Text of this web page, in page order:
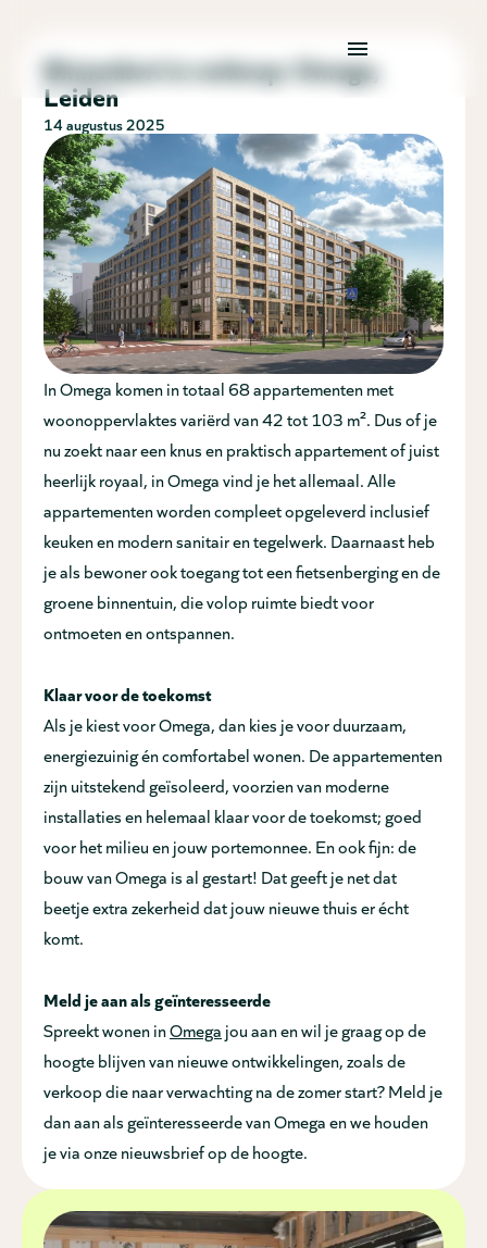
Binnenkort in verkoop: Omega,
Leiden
14 augustus 2025
In Omega komen in totaal 68 appartementen met
woonoppervlaktes variërd van 42 tot 103 m². Dus of je
nu zoekt naar een knus en praktisch appartement of juist
heerlijk royaal, in Omega vind je het allemaal. Alle
appartementen worden compleet opgeleverd inclusief
keuken en modern sanitair en tegelwerk. Daarnaast heb
je als bewoner ook toegang tot een fietsenberging en de
groene binnentuin, die volop ruimte biedt voor
ontmoeten en ontspannen.
Klaar voor de toekomst
Als je kiest voor Omega, dan kies je voor duurzaam,
energiezuinig én comfortabel wonen. De appartementen
zijn uitstekend geïsoleerd, voorzien van moderne
installaties en helemaal klaar voor de toekomst; goed
voor het milieu en jouw portemonnee. En ook fijn: de
bouw van Omega is al gestart! Dat geeft je net dat
beetje extra zekerheid dat jouw nieuwe thuis er écht
komt.
Meld je aan als geïnteresseerde
Spreekt wonen inOmega jou aan en wil je graag op de
hoogte blijven van nieuwe ontwikkelingen, zoals de
verkoop die naar verwachting na de zomer start? Meld je
dan aan als geïnteresseerde van Omega en we houden
je via onze nieuwsbrief op de hoogte.